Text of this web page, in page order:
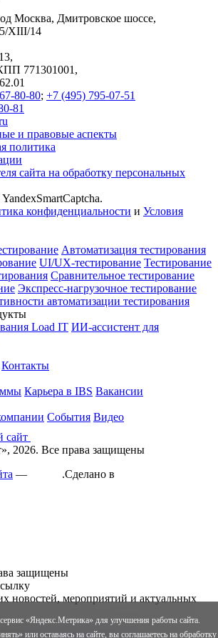
Москва, Дмитровское шоссе,
XIII/14
771301001,
80-80; +7 (495) 795-07-51
81
и правовые аспекты
политика
сайта на обработку персональных
конфиденциальности и Условия
Автоматизация тестирования
UI/UX-тестирование Тестирование
Сравнительное тестирование
Экспресс-нагрузочное тестирование
автоматизации тестирования
Load IT ИИ-ассистент для
Контакты
Карьера в IBS Вакансии
События Видео
сайт
Все права защищены
— .Сделано в
защищены
новостей, мероприятий и актуальных
«Яндекс.Метрика» для улучшения работы сайта.
или оставаясь на сайте, вы соглашаетесь на обработку